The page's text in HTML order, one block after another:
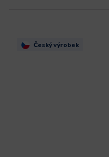
Český výrobek